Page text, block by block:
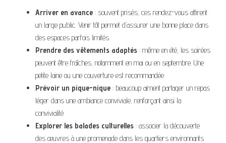
Arriver en avance : souvent prisés, ces rendez-vous attirent
un large public. Venir tôt permet d’assurer une bonne place dans
des espaces parfois limités.
Prendre des vêtements adaptés : même en été, les soirées
peuvent être fraîches, notamment en mai ou en septembre. Une
petite laine ou une couverture est recommandée.
Prévoir un pique-nique : beaucoup aiment partager un repas
léger dans une ambiance conviviale, renforçant ainsi la
convivialité.
Explorer les balades culturelles : associer la découverte
des œuvres à une promenade dans les quartiers environnants